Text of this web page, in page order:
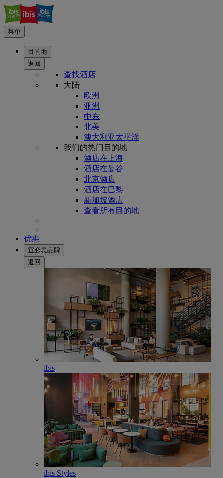
菜单
目的地
返回
查找酒店
大陆
欧洲
亚洲
中东
北美
澳大利亚太平洋
我们的热门目的地
酒店在上海
酒店在曼谷
北京酒店
酒店在巴黎
新加坡酒店
查看所有目的地
优惠
宜必思品牌
返回
ibis
ibis Styles